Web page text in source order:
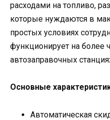
расходами на топливо,
которые нуждаются в
простых условиях
функционирует на более
автозаправочных
Основные
Автоматическая